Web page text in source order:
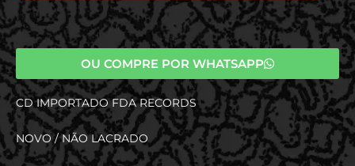
OU COMPRE POR WHATSAPP
CD IMPORTADO FDA RECORDS
NOVO / NÃO LACRADO